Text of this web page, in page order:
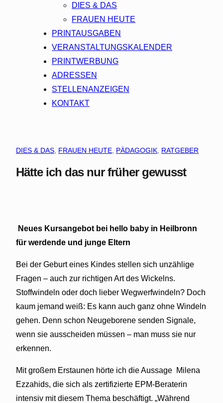
DIES & DAS
FRAUEN HEUTE
PRINTAUSGABEN
VERANSTALTUNGSKALENDER
PRINTWERBUNG
ADRESSEN
STELLENANZEIGEN
KONTAKT
DIES & DAS FRAUEN HEUTE PÄDAGOGIK RATGEBER
Hätte ich das nur früher gewusst
Neues Kursangebot bei hello baby in Heilbronn
für werdende und junge Eltern
Bei der Geburt eines Kindes stellen sich unzählige
Fragen – auch zur richtigen Art des Wickelns.
Stoffwindeln oder doch lieber Wegwerfwindeln? Doch
kaum jemand weiß: Es kann auch ganz ohne Windeln
gehen. Denn schon Neugeborene senden Signale,
wenn sie ausscheiden müssen – man muss sie nur
erkennen.
Mit großem Erstaunen hörte ich die Aussage Milena
Ezzahids, die sich als zertifizierte EPM-Beraterin
intensiv mit diesem Thema beschäftigt. „Während